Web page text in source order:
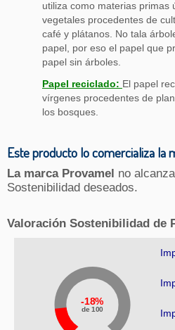
utiliza como materias primas
vegetales procedentes de
café y plátanos. No tala
papel, por eso el papel que
papel sin árboles.
Papel reciclado: El papel
vírgenes procedentes de
los bosques.
Este producto lo comercializa la
La marca Provamel no
Sostenibilidad deseados.
Valoración Sostenibilidad de
18%
de 100